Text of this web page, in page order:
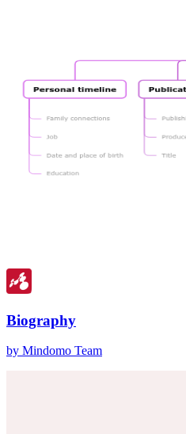
Biography
by Mindomo Team